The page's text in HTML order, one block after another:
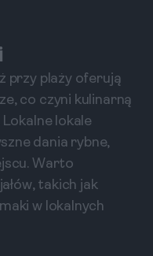
przy plaży oferują
co czyni kulinarną
lokale
dania rybne,
Warto
takich jak
w lokalnych